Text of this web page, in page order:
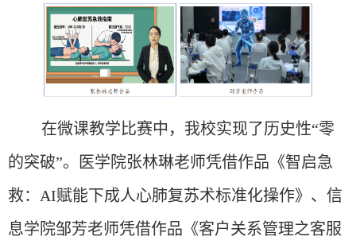
在微课教学比赛中，我校实现了历史性“零
的突破”。医学院张林琳老师凭借作品《智启急
救：AI赋能下成人心肺复苏术标准化操作》、信
息学院邹芳老师凭借作品《客户关系管理之客服